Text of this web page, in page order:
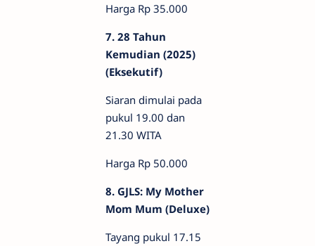
Harga Rp 35.000
7. 28 Tahun
Kemudian (2025)
(Eksekutif)
Siaran dimulai pada
pukul 19.00 dan
21.30 WITA
Harga Rp 50.000
8. GJLS: My Mother
Mom Mum (Deluxe)
Tayang pukul 17.15